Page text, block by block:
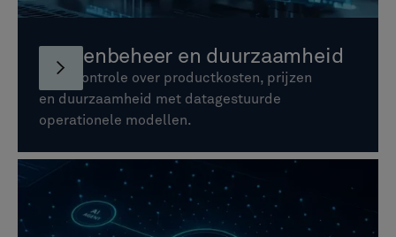
Kostenbeheer en duurzaamheid
Krijg controle over productkosten, prijzen
en duurzaamheid met datagestuurde
operationele modellen.